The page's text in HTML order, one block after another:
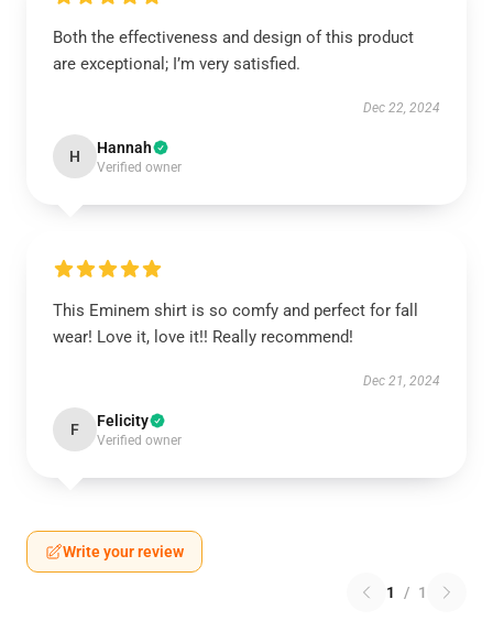
Both the effectiveness and design of this product
are exceptional; I’m very satisfied.
Dec 22, 2024
H Hannah
Verified owner
This Eminem shirt is so comfy and perfect for fall
wear! Love it, love it!! Really recommend!
Dec 21, 2024
F Felicity
Verified owner
Write your review
1 / 1